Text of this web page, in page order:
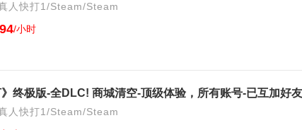
人快打1/Steam/Steam
/小时
人快打1/Steam/Steam